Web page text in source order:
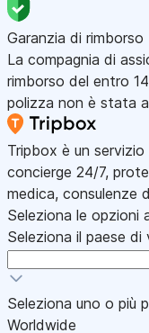
Garanzia di rimborso
La compagnia di
rimborso del entro
polizza non è stata
Tripbox è un
concierge 24/7,
medica, consulenze
Seleziona le opzioni
Seleziona il paese di
Seleziona uno o più
Worldwide